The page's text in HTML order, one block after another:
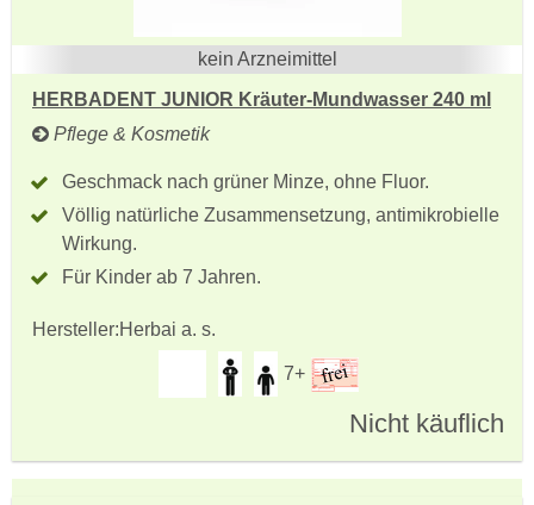
kein Arzneimittel
HERBADENT JUNIOR Kräuter-Mundwasser 240 ml
Pflege & Kosmetik
Geschmack nach grüner Minze, ohne Fluor.
Völlig natürliche Zusammensetzung, antimikrobielle
Wirkung.
Für Kinder ab 7 Jahren.
Hersteller:Herbai a. s.
7+
Nicht käuflich